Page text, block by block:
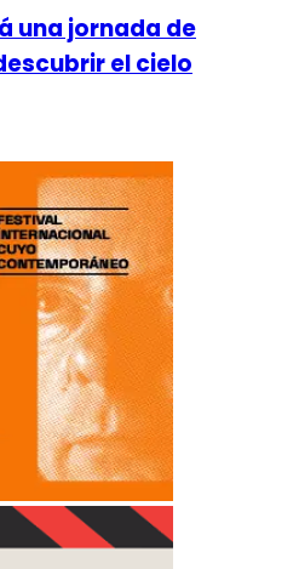
una jornada de
el cielo